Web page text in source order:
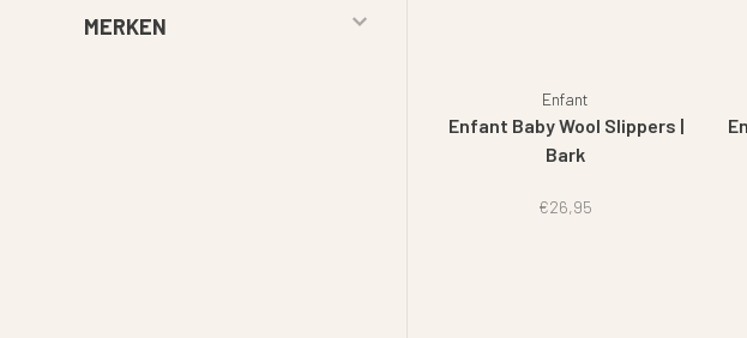
MERKEN
Enfant
Enfant Baby Wool Slippers |
Bark
€26,95